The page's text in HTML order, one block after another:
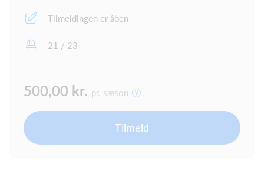
Tilmeldingen er åben
21 / 23
500,00 kr. pr. sæson
Tilmeld